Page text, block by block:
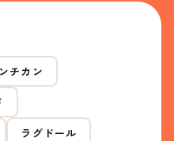
チカン
ラグドール